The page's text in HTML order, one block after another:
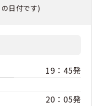
日付です)
19：45発
20：05発